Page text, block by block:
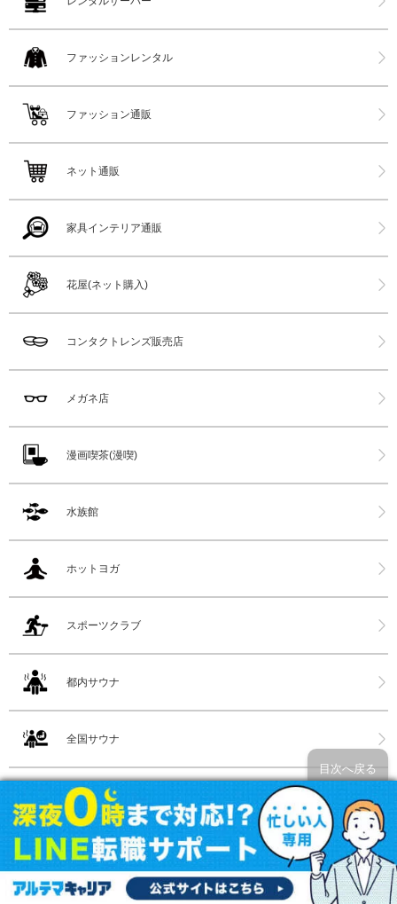
ファッションレンタル
ファッション通販
ネット通販
家具インテリア通販
花屋(ネット購入)
コンタクトレンズ販売店
メガネ店
漫画喫茶(漫喫)
水族館
ホットヨガ
スポーツクラブ
都内サウナ
全国サウナ
民泊サイト・サービス
介護サービス
目次へ戻る